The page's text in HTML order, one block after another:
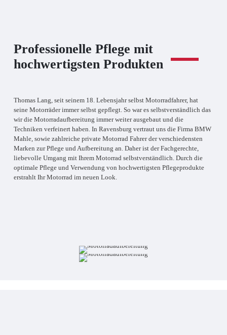
Professionelle Pflege mit
hochwertigsten Produkten
Thomas Lang, seit seinem 18. Lebensjahr selbst Motorradfahrer, hat
seine Motorräder immer selbst gepflegt. So war es selbstverständlich das
wir die Motorradaufbereitung immer weiter ausgebaut und die
Techniken verfeinert haben. In Ravensburg vertraut uns die Firma BMW
Mahle, sowie zahlreiche private Motorrad Fahrer der verschiedensten
Marken zur Pflege und Aufbereitung an. Daher ist der Fachgerechte,
liebevolle Umgang mit Ihrem Motorrad selbstverständlich. Durch die
optimale Pflege und Verwendung von hochwertigsten Pflegeprodukte
erstrahlt Ihr Motorrad im neuen Look.